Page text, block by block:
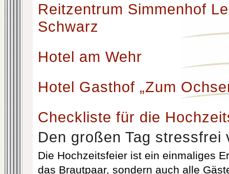
Reitzentrum Simmenhof
Schwarz
Hotel am Wehr
Hotel Gasthof „Zum
Checkliste für die
Den großen Tag stressfrei
Die Hochzeitsfeier ist ein einmaliges
das Brautpaar, sondern auch alle